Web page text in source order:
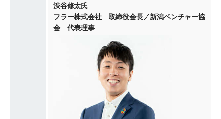
渋谷修太氏
フラー株式会社 取締役会長／新潟ベンチャー協
会 代表理事